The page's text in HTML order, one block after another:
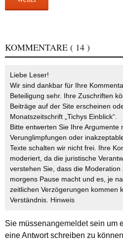
KOMMENTARE ( 14 )
Liebe Leser!
Wir sind dankbar für Ihre
Beteiligung sehr. Ihre Zuschriften
Beiträge auf der Site erscheinen
Monatszeitschrift „Tichys Einblick“.
Bitte entwerten Sie Ihre Argumente
Verunglimpfungen oder
Texte schalten wir nicht frei. Ihre
moderiert, da die juristische
verstehen Sie, dass die
morgens Pause macht und es, je
zeitlichen Verzögerungen kommen
Verständnis. Hinweis
Sie müssenangemeldetsein um
eine Antwort schreiben zu können